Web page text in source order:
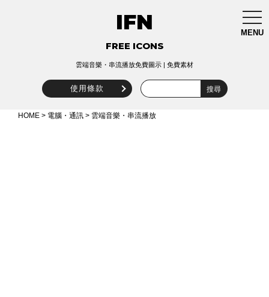
MENU
IFN
FREE ICONS
雲端音樂・串流播放免費圖示 | 免費素材
使用條款
HOME > 電腦・通訊 > 雲端音樂・串流播放